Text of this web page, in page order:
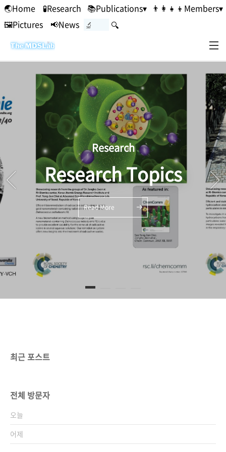
🌏Home 🧪Research 📚Publications▾ 👨‍👩‍👧‍👦Members▾
🖼Pictures
📢News 🔍
본문 바로가기
Research
Research Topics
Read More
최근 포스트
전체 방문자
오늘
어제